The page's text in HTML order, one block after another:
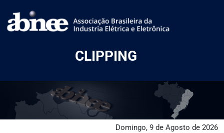
CLIPPING
Domingo, 9 de Agosto de 2026